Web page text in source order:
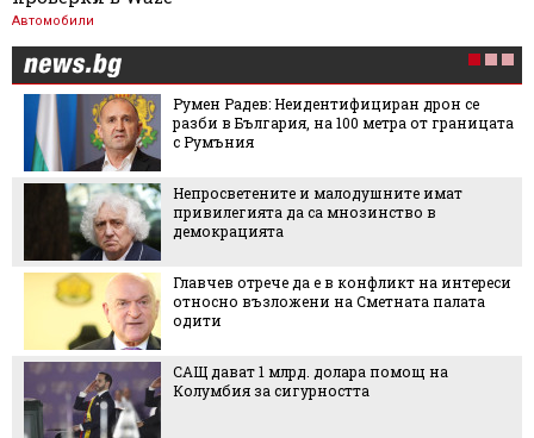
Автомобили
Румен Радев: Неидентифициран дрон се
разби в България, на 100 метра от границата
с Румъния
Непросветените и малодушните имат
привилегията да са мнозинство в
демокрацията
Главчев отрече да е в конфликт на интереси
относно възложени на Сметната палата
одити
САЩ дават 1 млрд. долара помощ на
Колумбия за сигурността